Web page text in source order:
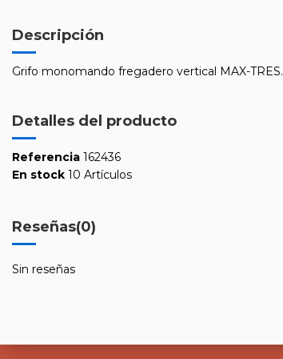
Descripción
Grifo monomando fregadero vertical MAX-TRES.
Detalles del producto
Referencia 162436
En stock 10 Artículos
Reseñas(0)
Sin reseñas